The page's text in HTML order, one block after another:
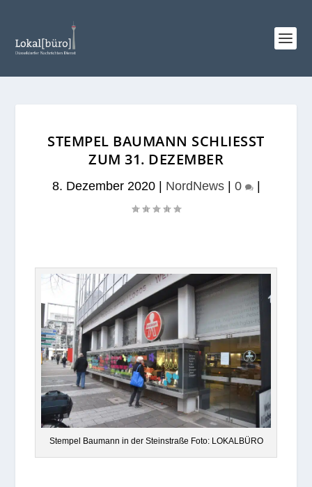
STEMPEL BAUMANN SCHLIESST Z
UM 31. DEZEMBER
8. Dezember 2020| NordNews| 0 |
Stem­pel Bau­mann in der Stein­straße Foto: LOKALBÜRO